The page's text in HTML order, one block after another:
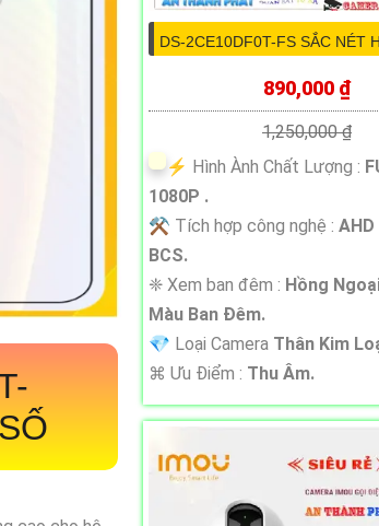
DS-2CE10DF0T-FS SẮC NÉT
890,000 ₫
1,250,000 ₫
️⚡ Hình Ành Chất Lượng :
1080P .
⚒ Tích hợp công nghệ : AHD
BCS.
❈ Xem ban đêm : Hồng
Màu Ban Đêm.
💎 Loại Camera Thân Kim
️⌘ Ưu Điểm : Thu Âm.